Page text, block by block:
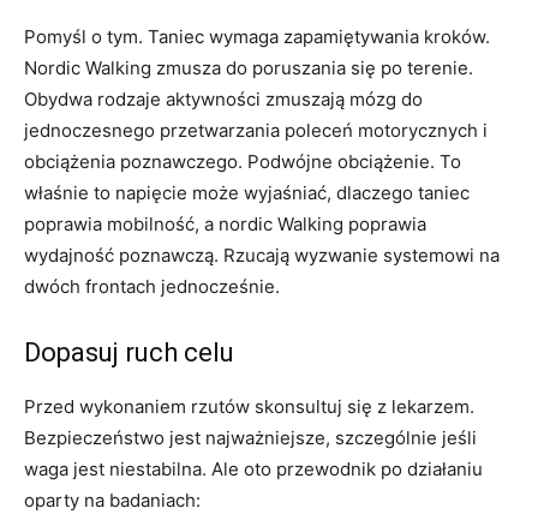
Pomyśl o tym. Taniec wymaga zapamiętywania kroków.
Nordic Walking zmusza do poruszania się po terenie.
Obydwa rodzaje aktywności zmuszają mózg do
jednoczesnego przetwarzania poleceń motorycznych i
obciążenia poznawczego. Podwójne obciążenie. To
właśnie to napięcie może wyjaśniać, dlaczego taniec
poprawia mobilność, a nordic Walking poprawia
wydajność poznawczą. Rzucają wyzwanie systemowi na
dwóch frontach jednocześnie.
Dopasuj ruch celu
Przed wykonaniem rzutów skonsultuj się z lekarzem.
Bezpieczeństwo jest najważniejsze, szczególnie jeśli
waga jest niestabilna. Ale oto przewodnik po działaniu
oparty na badaniach: